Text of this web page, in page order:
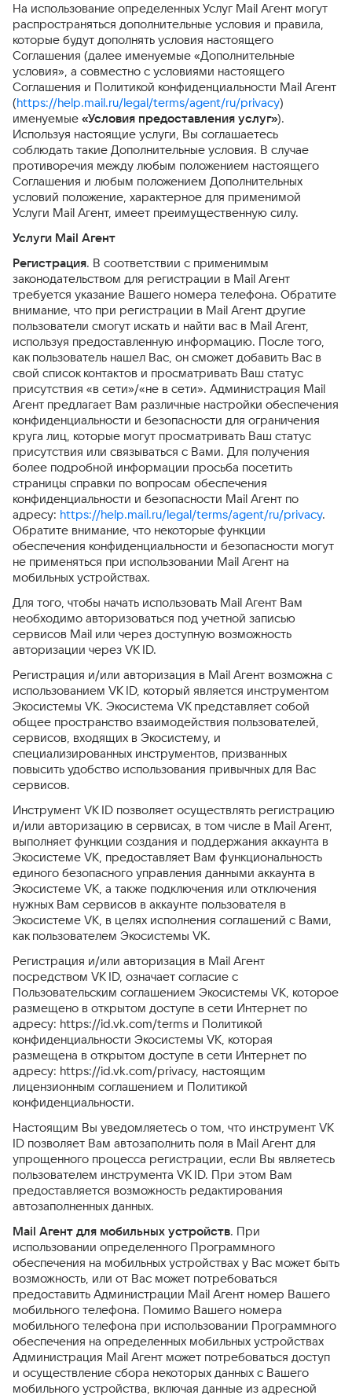
На использование определенных Услуг Mail Агент могут
распространяться дополнительные условия и правила,
которые будут дополнять условия настоящего
Соглашения (далее именуемые «Дополнительные
условия», а совместно с условиями настоящего
Соглашения и Политикой конфиденциальности Mail Агент
(https://help.mail.ru/legal/terms/agent/ru/privacy)
именуемые «Условия предоставления услуг»).
Используя настоящие услуги, Вы соглашаетесь
соблюдать такие Дополнительные условия. В случае
противоречия между любым положением настоящего
Соглашения и любым положением Дополнительных
условий положение, характерное для применимой
Услуги Mail Агент, имеет преимущественную силу.
Услуги Mail Агент
Регистрация. В соответствии с применимым
законодательством для регистрации в Mail Агент
требуется указание Вашего номера телефона. Обратите
внимание, что при регистрации в Mail Агент другие
пользователи смогут искать и найти вас в Mail Агент,
используя предоставленную информацию. После того,
как пользователь нашел Вас, он сможет добавить Вас в
свой список контактов и просматривать Ваш статус
присутствия «в сети»/«не в сети». Администрация Mail
Агент предлагает Вам различные настройки обеспечения
конфиденциальности и безопасности для ограничения
круга лиц, которые могут просматривать Ваш статус
присутствия или связываться с Вами. Для получения
более подробной информации просьба посетить
страницы справки по вопросам обеспечения
конфиденциальности и безопасности Mail Агент по
адресу: https://help.mail.ru/legal/terms/agent/ru/privacy.
Обратите внимание, что некоторые функции
обеспечения конфиденциальности и безопасности могут
не применяться при использовании Mail Агент на
мобильных устройствах.
Для того, чтобы начать использовать Mail Агент Вам
необходимо авторизоваться под учетной записью
сервисов Mail или через доступную возможность
авторизации через VK ID.
Регистрация и/или авторизация в Mail Агент возможна с
использованием VK ID, который является инструментом
Экосистемы VK. Экосистема VK представляет собой
общее пространство взаимодействия пользователей,
сервисов, входящих в Экосистему, и
специализированных инструментов, призванных
повысить удобство использования привычных для Вас
сервисов.
Инструмент VK ID позволяет осуществлять регистрацию
и/или авторизацию в сервисах, в том числе в Mail Агент,
выполняет функции создания и поддержания аккаунта в
Экосистеме VK, предоставляет Вам функциональность
единого безопасного управления данными аккаунта в
Экосистеме VK, а также подключения или отключения
нужных Вам сервисов в аккаунте пользователя в
Экосистеме VK, в целях исполнения соглашений с Вами,
как пользователем Экосистемы VK.
Регистрация и/или авторизация в Mail Агент
посредством VK ID, означает согласие с
Пользовательским соглашением Экосистемы VK, которое
размещено в открытом доступе в сети Интернет по
адресу: https://id.vk.com/terms и Политикой
конфиденциальности Экосистемы VK, которая
размещена в открытом доступе в сети Интернет по
адресу: https://id.vk.com/privacy, настоящим
лицензионным соглашением и Политикой
конфиденциальности.
Настоящим Вы уведомляетесь о том, что инструмент VK
ID позволяет Вам автозаполнить поля в Mail Агент для
упрощенного процесса регистрации, если Вы являетесь
пользователем инструмента VK ID. При этом Вам
предоставляется возможность редактирования
автозаполненных данных.
Mail Агент для мобильных устройств. При
использовании определенного Программного
обеспечения на мобильных устройствах у Вас может быть
возможность, или от Вас может потребоваться
предоставить Администрации Mail Агент номер Вашего
мобильного телефона. Помимо Вашего номера
мобильного телефона при использовании Программного
обеспечения на определенных мобильных устройствах
Администрация Mail Агент может потребоваться доступ
и осуществление сбора некоторых данных с Вашего
мобильного устройства, включая данные из адресной